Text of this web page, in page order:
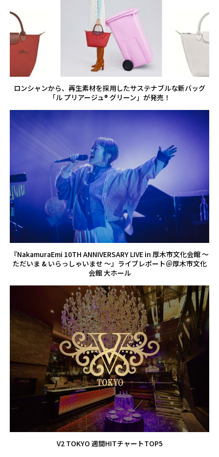
ロンシャンから、再生素材を採用したサステナブルな新バッグ
「ル プリアージュ® グリーン」が発売！
『NakamuraEmi 10TH ANNIVERSARY LIVE in 厚木市文化会館 〜
ただいま & いらっしゃいませ 〜』ライブレポート＠厚木市文化
会館 大ホール
V2 TOKYO 週間HITチャートTOP5